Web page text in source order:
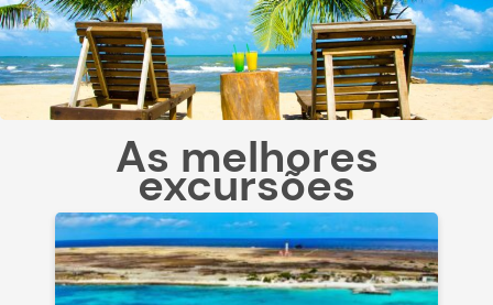
As melhores
excursões